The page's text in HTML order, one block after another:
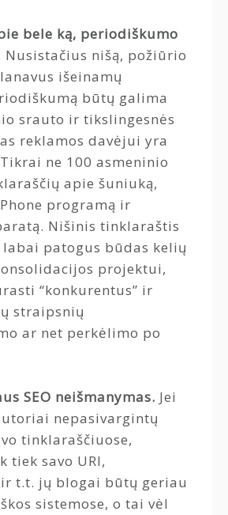
bele ką, periodiškumo
Nusistačius nišą, požiūrio
išeinamų
būtų galima
srauto ir tikslingesnės
reklamos davėjui yra
ne 100 asmeninio
apie šuniuką,
programą ir
Nišinis tinklaraštis
patogus būdas kelių
projektui,
“konkurentus” ir
straipsnių
ar net perkėlimo po
SEO neišmanymas. Jei
nepasivargintų
tinklaraščiuose,
tiek savo URI,
t.t. jų blogai būtų geriau
sistemose, o tai vėl